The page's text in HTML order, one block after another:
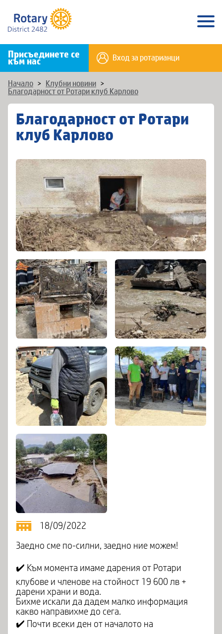
Присъединете се
към нас Вход за ротарианци
Начало > Клубни новини >
Благодарност от Ротари клуб Карлово
Благодарност от Ротари
клуб Карлово
18/09/2022
Заедно сме по-силни, заедно ние можем!
✔️ Към момента имаме дарения от Ротари
клубове и членове на стойност 19 600 лв +
дарени храни и вода.
Бихме искали да дадем малко информация
какво направихме до сега.
✔️ Почти всеки ден от началото на